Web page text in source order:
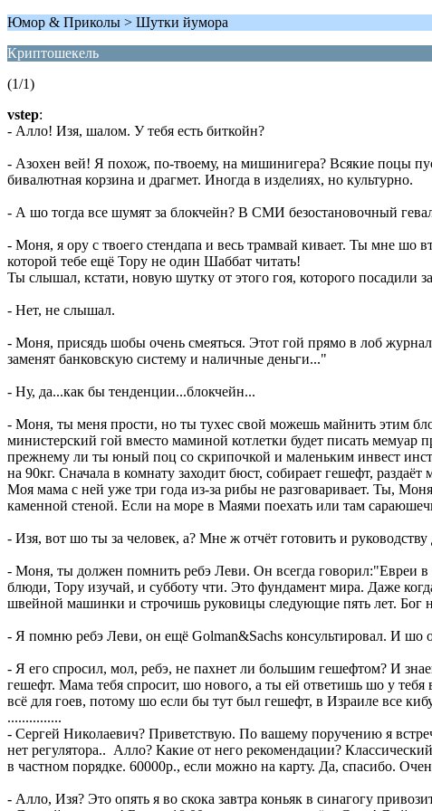
Юмор & Приколы > Шутки йумора
Криптошекель
(1/1)
vstep:
- Алло! Изя, шалом. У тебя есть биткойн?
- Азохен вей! Я похож, по-твоему, на мишинигера? Всякие поцы
бивалютная корзина и драгмет. Иногда в изделиях, но культурно.
- А шо тогда все шумят за блокчейн? В СМИ безостановочный
- Моня, я ору с твоего стендапа и весь трамвай кивает. Ты мне шо
которой тебе ещё Тору не один Шаббат читать!
Ты слышал, кстати, новую шутку от этого гоя, которого посадили
- Нет, не слышал.
- Моня, присядь шобы очень смеяться. Этот гой прямо в лоб
заменят банковскую систему и наличные деньги..."
- Ну, да...как бы тенденции...блокчейн...
- Моня, ты меня прости, но ты тухес свой можешь майнить этим
министерский гой вместо маминой котлетки будет писать
прежнему ли ты юный поц со скрипочкой и маленьким инвест
на 90кг. Сначала в комнату заходит бюст, собирает гешефт,
Моя мама с ней уже три года из-за рибы не разговаривает. Ты,
каменной стеной. Если на море в Маями поехать или там
- Изя, вот шо ты за человек, а? Мне ж отчёт готовить и
- Моня, ты должен помнить ребэ Леви. Он всегда говорил:"Евреи
блюди, Тору изучай, и субботу чти. Это фундамент мира. Даже
швейной машинки и строчишь руковицы следующие пять лет. Бог
- Я помню ребэ Леви, он ещё Golman&Sachs консультировал. И шо
- Я его спросил, мол, ребэ, не пахнет ли большим гешефтом? И
гешефт. Мама тебя спросит, шо нового, а ты ей ответишь шо у
всё для гоев, потому шо если бы тут был гешефт, в Израиле все
...............
- Сергей Николаевич? Приветствую. По вашему поручению я
нет регулятора.. Алло? Какие от него рекомендации?
в частном порядке. 60000р., если можно на карту. Да, спасибо.
- Алло, Изя? Это опять я во скока завтра коньяк в синагогу